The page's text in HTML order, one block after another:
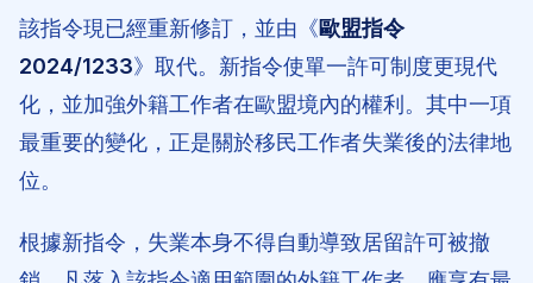
該指令現已經重新修訂，並由《歐盟指令
2024/1233》取代。新指令使單一許可制度更現代
化，並加強外籍工作者在歐盟境內的權利。其中一項
最重要的變化，正是關於移民工作者失業後的法律地
位。
根據新指令，失業本身不得自動導致居留許可被撤